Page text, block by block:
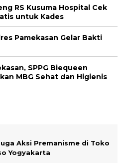
RS Kusuma Hospital Cek
untuk Kades
Pamekasan Gelar Bakti
SPPG Biequeen
MBG Sehat dan Higienis
Aksi Premanisme di Toko
Yogyakarta